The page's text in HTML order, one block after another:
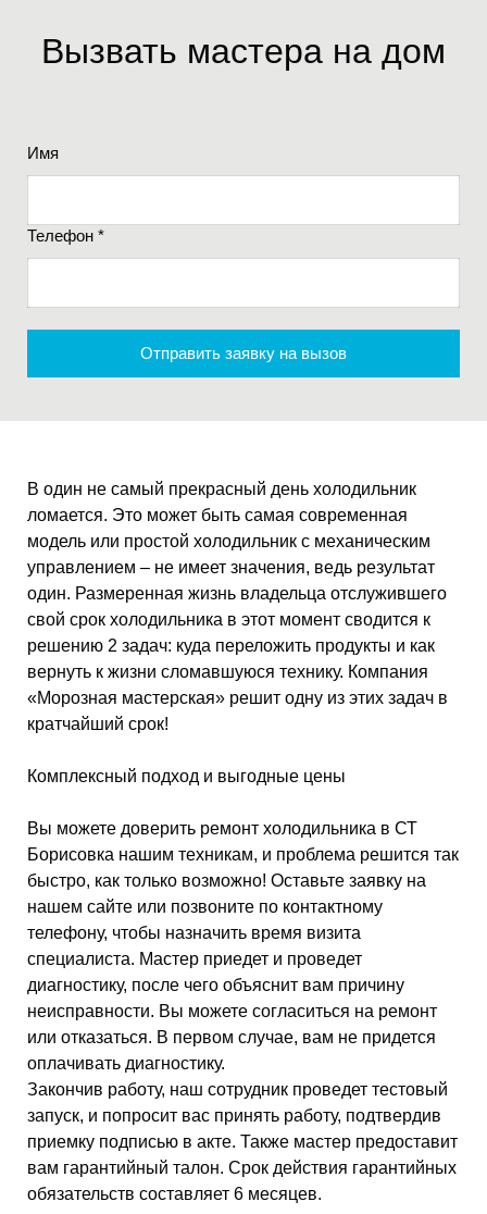
Вызвать мастера на дом
Имя
Телефон *
Отправить заявку на вызов
В один не самый прекрасный день холодильник
ломается. Это может быть самая современная
модель или простой холодильник с механическим
управлением – не имеет значения, ведь результат
один. Размеренная жизнь владельца отслужившего
свой срок холодильника в этот момент сводится к
решению 2 задач: куда переложить продукты и как
вернуть к жизни сломавшуюся технику. Компания
«Морозная мастерская» решит одну из этих задач в
кратчайший срок!
Комплексный подход и выгодные цены
Вы можете доверить ремонт холодильника в СТ
Борисовка нашим техникам, и проблема решится так
быстро, как только возможно! Оставьте заявку на
нашем сайте или позвоните по контактному
телефону, чтобы назначить время визита
специалиста. Мастер приедет и проведет
диагностику, после чего объяснит вам причину
неисправности. Вы можете согласиться на ремонт
или отказаться. В первом случае, вам не придется
оплачивать диагностику.
Закончив работу, наш сотрудник проведет тестовый
запуск, и попросит вас принять работу, подтвердив
приемку подписью в акте. Также мастер предоставит
вам гарантийный талон. Срок действия гарантийных
обязательств составляет 6 месяцев.